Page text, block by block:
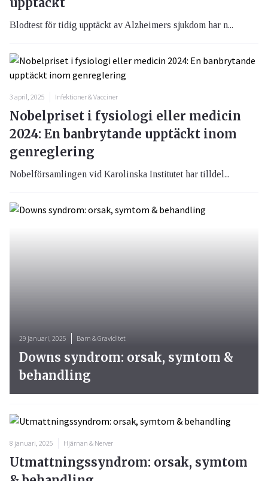
Blodtest för tidig upptäckt av Alzheimers sjukdom har n...
3 april, 2025 Infektioner & Vacciner
Nobelpriset i fysiologi eller medicin
2024: En banbrytande upptäckt inom
genreglering
Nobelförsamlingen vid Karolinska Institutet har tilldel...
29 januari, 2025 Barn & Graviditet
Downs syndrom: orsak, symtom &
behandling
8 januari, 2025 Hjärnan & Nerver
Utmattningssyndrom: orsak, symtom